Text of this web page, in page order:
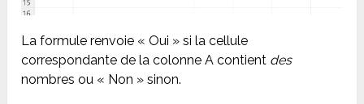
La formule renvoie « Oui » si la cellule
correspondante de la colonne A contient des
nombres ou « Non » sinon.